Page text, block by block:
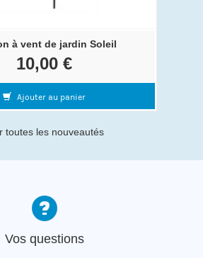
à vent de jardin Soleil
10,00 €
Ajouter au panier
toutes les nouveautés
Vos questions